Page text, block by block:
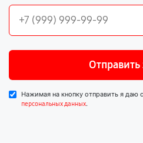
Отправить
Нажимая на кнопку отправить я даю
персональных данных.